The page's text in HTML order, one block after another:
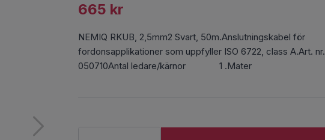
665 kr
NEMIQ RKUB, 2,5mm2 Svart, 50m.Anslutningskabel för
fordonsapplikationer som uppfyller ISO 6722, class A.Art. nr.
050710Antal ledare/kärnor 1 .Mater